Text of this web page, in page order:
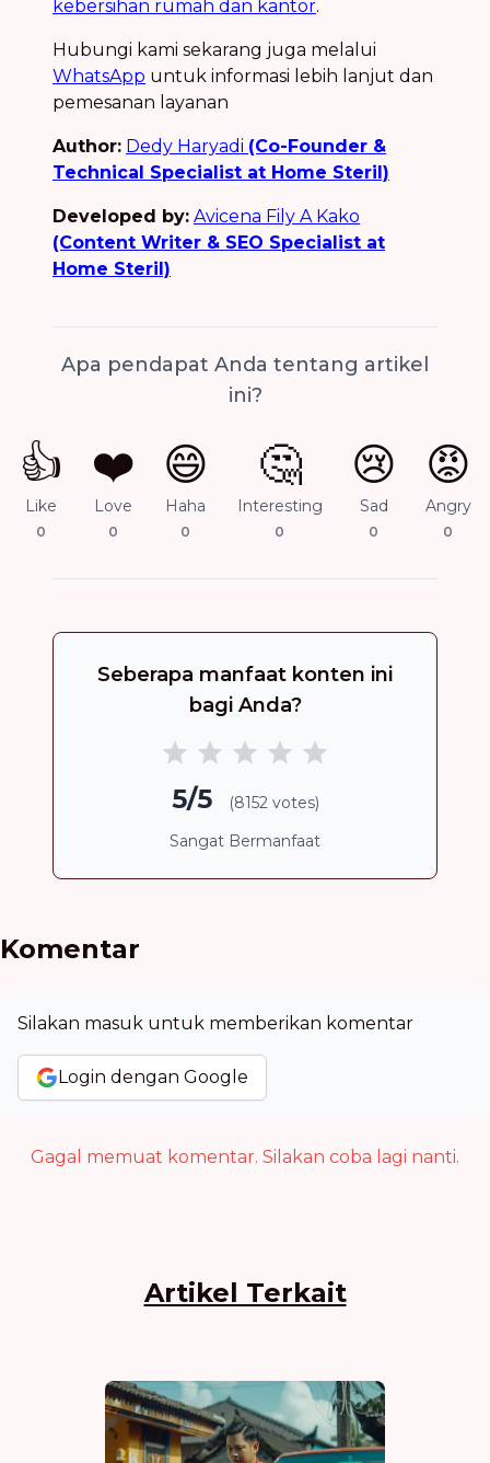
kebersihan rumah dan kantor.
Hubungi kami sekarang juga melalui
WhatsApp untuk informasi lebih lanjut dan
pemesanan layanan
Author: Dedy Haryadi (Co-Founder &
Technical Specialist at Home Steril)
Developed by: Avicena Fily A Kako
(Content Writer & SEO Specialist at
Home Steril)
Apa pendapat Anda tentang artikel
ini?
👍
Like
0
❤️
Love
0
😄
Haha
0
🤔
Interesting
0
😢
Sad
0
😡
Angry
0
Seberapa manfaat konten ini
bagi Anda?
5/5
(8152 votes)
Sangat Bermanfaat
Komentar
Silakan masuk untuk memberikan komentar
Login dengan Google
Gagal memuat komentar. Silakan coba lagi nanti.
Artikel Terkait